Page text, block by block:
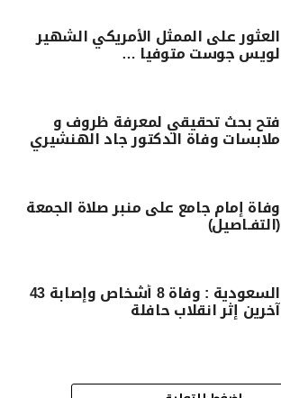
العثور على الممثل الأمريكي الشهير
لويس جوست متوفيا …
فتح بحث تحقيقي لمعرفة ظروف و
ملابسات وفاة الدكتور جاد الهنشيري
وفاة إمام جامع على منبر صلاة الجمعة
(التفـاصيل)
السعودية : وفاة 8 أشخاص وإصابة 43
آخرين إثر انقلاب حافلة